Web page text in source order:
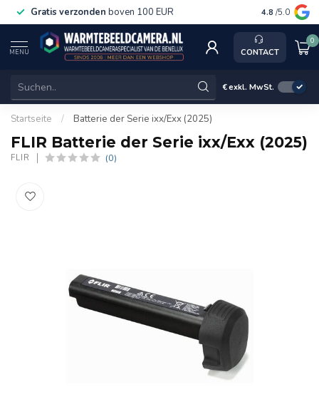
Gratis verzonden boven 100 EUR Service,
4.8 /5.0
MENU CONTACT
0
€exkl. MwSt.
Startseite / Batterie der Serie ixx/Exx (2025)
FLIR Batterie der Serie ixx/Exx (2025)
FLIR (0)